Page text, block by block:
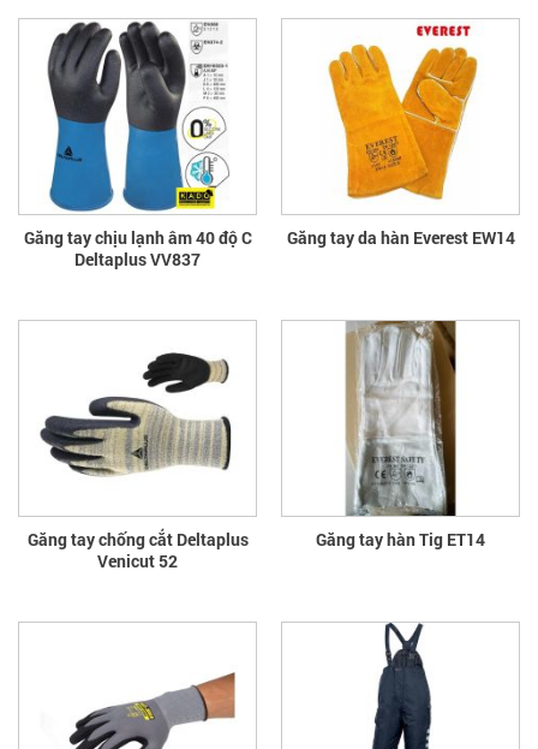
Găng tay chịu lạnh âm 40 độ C
Deltaplus VV837
Găng tay da hàn Everest EW14
Găng tay chống cắt Deltaplus
Venicut 52
Găng tay hàn Tig ET14